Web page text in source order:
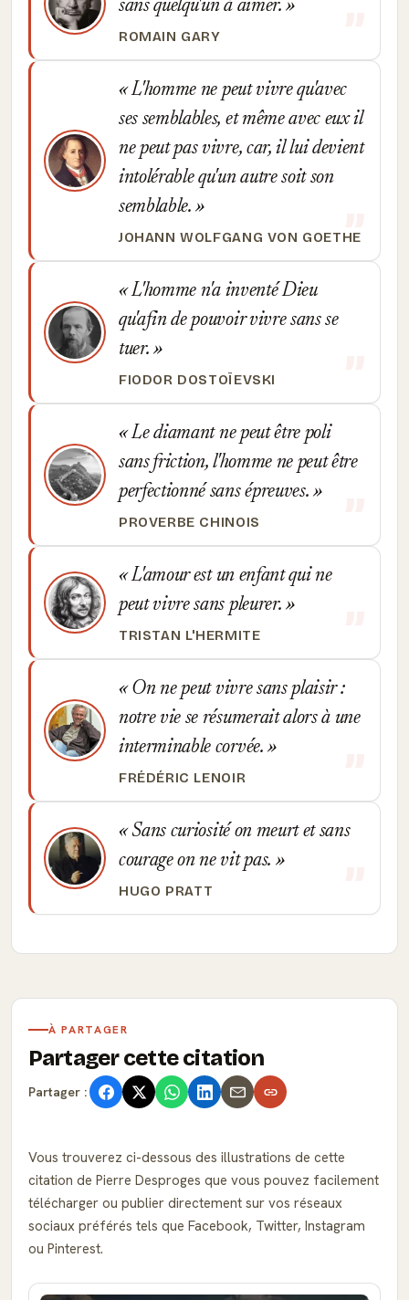
sans quelqu'un à aimer.
ROMAIN GARY
L'homme ne peut vivre qu'avec
ses semblables, et même avec eux il
ne peut pas vivre, car, il lui devient
intolérable qu'un autre soit son
semblable.
JOHANN WOLFGANG VON GOETHE
L'homme n'a inventé Dieu
qu'afin de pouvoir vivre sans se
tuer.
FIODOR DOSTOÏEVSKI
Le diamant ne peut être poli
sans friction, l'homme ne peut être
perfectionné sans épreuves.
PROVERBE CHINOIS
L'amour est un enfant qui ne
peut vivre sans pleurer.
TRISTAN L'HERMITE
On ne peut vivre sans plaisir :
notre vie se résumerait alors à une
interminable corvée.
FRÉDÉRIC LENOIR
Sans curiosité on meurt et sans
courage on ne vit pas.
HUGO PRATT
À PARTAGER
Partager cette citation
Partager :
Vous trouverez ci-dessous des illustrations de cette
citation de Pierre Desproges que vous pouvez facilement
télécharger ou publier directement sur vos réseaux
sociaux préférés tels que Facebook, Twitter, Instagram
ou Pinterest.